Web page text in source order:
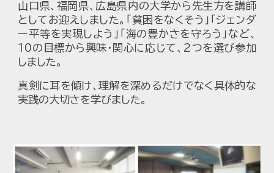
山口県、福岡県、広島県内の大学から先生方を講師
としてお迎えしました。「貧困をなくそう」「ジェンダ
ー平等を実現しよう」「海の豊かさを守ろう」など、
10の目標から興味・関心に応じて、2つを選び参加
しました。
真剣に耳を傾け、理解を深めるだけでなく具体的な
実践の大切さを学びました。